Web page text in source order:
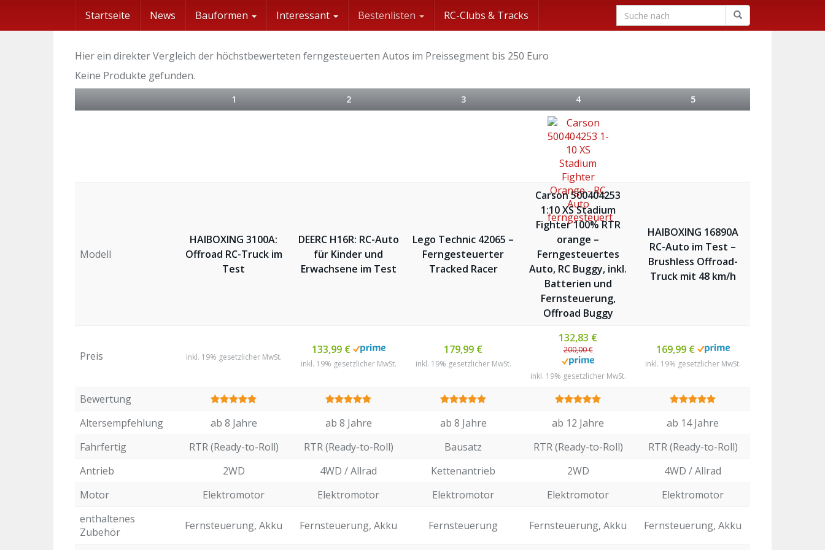
main
Startseite News Bauformen Interessant Bestenlisten RC-Clubs & Tracks
Hier ein direkter Vergleich der höchstbewerteten ferngesteuerten Autos im Preissegment bis 250 Euro
Keine Produkte gefunden.
1 2 3 4 5
Modell
HAIBOXING 3100A:
Offroad RC-Truck im
Test
DEERC H16R: RC-Auto
für Kinder und
Erwachsene im Test
Lego Technic 42065 –
Ferngesteuerter
Tracked Racer
Carson 500404253
1:10 XS Stadium
Fighter 100% RTR
orange –
Ferngesteuertes
Auto, RC Buggy, inkl.
Batterien und
Fernsteuerung,
Offroad Buggy
HAIBOXING 16890A
RC-Auto im Test –
Brushless Offroad-
Truck mit 48 km/h
Preis inkl. 19% gesetzlicher MwSt.
133,99 €
inkl. 19% gesetzlicher MwSt.
179,99 €
inkl. 19% gesetzlicher MwSt.
132,83 €
200,00 €
inkl. 19% gesetzlicher MwSt.
169,99 €
inkl. 19% gesetzlicher MwSt.
Bewertung
Altersempfehlung
ab 8 Jahre ab 8 Jahre ab 8 Jahre ab 12 Jahre
ab 14 Jahre
Fahrfertig
RTR (Ready-to-Roll) RTR (Ready-to-Roll) Bausatz RTR (Ready-to-Roll)
RTR (Ready-to-Roll)
Antrieb
2WD 4WD / Allrad Kettenantrieb 2WD
4WD / Allrad
Motor
Elektromotor Elektromotor Elektromotor Elektromotor
Elektromotor
enthaltenes
Zubehör
Fernsteuerung, Akku Fernsteuerung, Akku Fernsteuerung Fernsteuerung, Akku Fernsteuerung, Akku